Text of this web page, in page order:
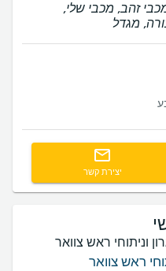
זהב, מכבי שלי,
מגדל
יצירת קשר
וניתוחי ראש צוואר
ראש צוואר